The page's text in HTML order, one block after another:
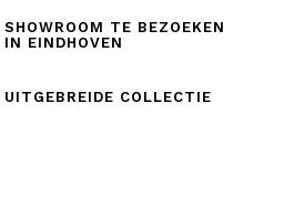
SHOWROOM TE BEZOEKEN
IN EINDHOVEN
UITGEBREIDE COLLECTIE